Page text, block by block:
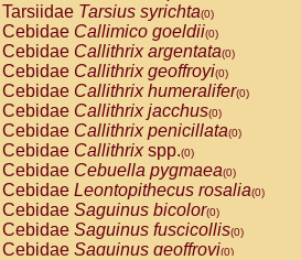
Tarsiidae Tarsius syrichta(0)
Cebidae Callimico goeldii(0)
Cebidae Callithrix argentata(0)
Cebidae Callithrix geoffroyi(0)
Cebidae Callithrix humeralifer(0)
Cebidae Callithrix jacchus(0)
Cebidae Callithrix penicillata(0)
Cebidae Callithrixspp.(0)
Cebidae Cebuella pygmaea(0)
Cebidae Leontopithecus rosalia(0)
Cebidae Saguinus bicolor(0)
Cebidae Saguinus fuscicollis(0)
Cebidae Saguinus geoffroyi(0)